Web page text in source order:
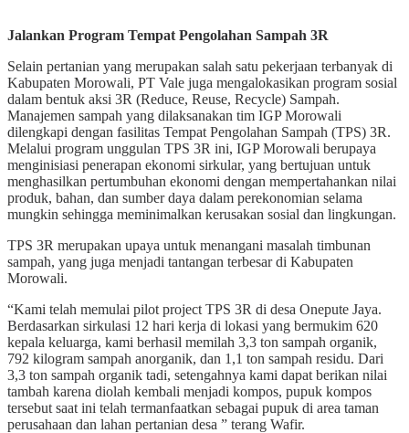
Jalankan Program Tempat Pengolahan Sampah 3R
Selain pertanian yang merupakan salah satu pekerjaan terbanyak di
Kabupaten Morowali, PT Vale juga mengalokasikan program sosial
dalam bentuk aksi 3R (Reduce, Reuse, Recycle) Sampah.
Manajemen sampah yang dilaksanakan tim IGP Morowali
dilengkapi dengan fasilitas Tempat Pengolahan Sampah (TPS) 3R.
Melalui program unggulan TPS 3R ini, IGP Morowali berupaya
menginisiasi penerapan ekonomi sirkular, yang bertujuan untuk
menghasilkan pertumbuhan ekonomi dengan mempertahankan nilai
produk, bahan, dan sumber daya dalam perekonomian selama
mungkin sehingga meminimalkan kerusakan sosial dan lingkungan.
TPS 3R merupakan upaya untuk menangani masalah timbunan
sampah, yang juga menjadi tantangan terbesar di Kabupaten
Morowali.
“Kami telah memulai pilot project TPS 3R di desa Onepute Jaya.
Berdasarkan sirkulasi 12 hari kerja di lokasi yang bermukim 620
kepala keluarga, kami berhasil memilah 3,3 ton sampah organik,
792 kilogram sampah anorganik, dan 1,1 ton sampah residu. Dari
3,3 ton sampah organik tadi, setengahnya kami dapat berikan nilai
tambah karena diolah kembali menjadi kompos, pupuk kompos
tersebut saat ini telah termanfaatkan sebagai pupuk di area taman
perusahaan dan lahan pertanian desa ” terang Wafir.